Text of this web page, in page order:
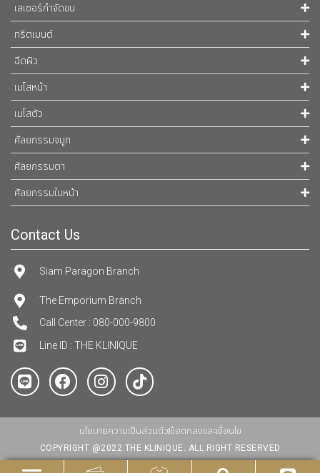
เลเซอร์กำจัดขน
ทรีตเมนต์
ฉีดผิว
เมโสหน้า
เมโสตัว
ศัลยกรรมจมูก
ศัลยกรรมตา
ศัลยกรรมใบหน้า
Contact Us
Siam Paragon Branch
The Emporium Branch
Call Center : 080-000-9800
Line ID : THE KLINIQUE
นโยบายความเป็นส่วนตัวข้อตกลงและเงื่อนไข
COPYRIGHT @2022 THE KLINIQUE. ALL RIGHT RESERVED